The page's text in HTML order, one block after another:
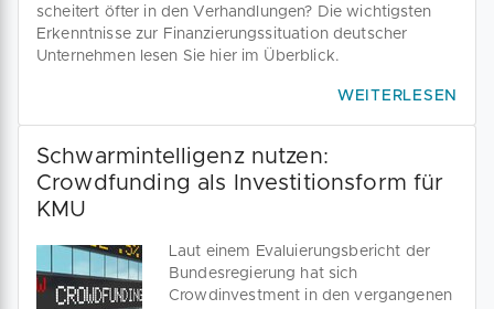
scheitert öfter in den Verhandlungen? Die wichtigsten
Erkenntnisse zur Finanzierungssituation deutscher
Unternehmen lesen Sie hier im Überblick.
WEITERLESEN
Schwarmintelligenz nutzen:
Crowdfunding als Investitionsform für
KMU
Laut einem Evaluierungsbericht der
Bundesregierung hat sich
Crowdinvestment in den vergangenen